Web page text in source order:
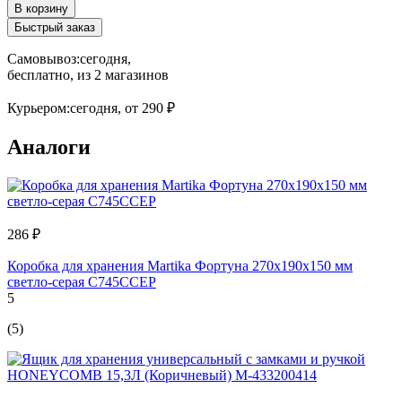
В корзину
Быстрый заказ
Самовывоз:сегодня,
бесплатно, из 2 магазинов
Курьером:сегодня, от 290 ₽
Аналоги
286 ₽
Коробка для хранения Martika Фортуна 270x190x150 мм
светло-серая С745ССЕР
5
(5)